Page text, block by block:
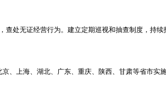
处无证经营行为。建立定期巡视和抽查制度，持续
上海、湖北、广东、重庆、陕西、甘肃等省市实